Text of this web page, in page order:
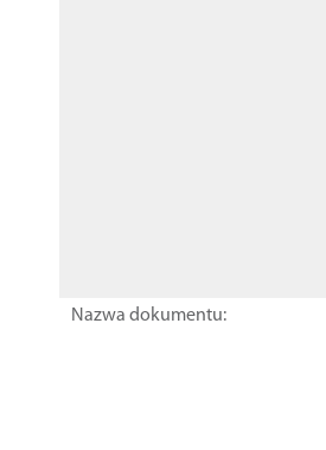
Nazwa dokumentu: